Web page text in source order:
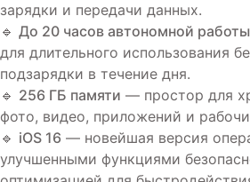
зарядки и передачи данных.
🔹 До 20 часов автономной работы
для длительного использования
подзарядки в течение дня.
🔹 256 ГБ памяти — простор для
фото, видео, приложений и
🔹 iOS 16 — новейшая версия
улучшенными функциями